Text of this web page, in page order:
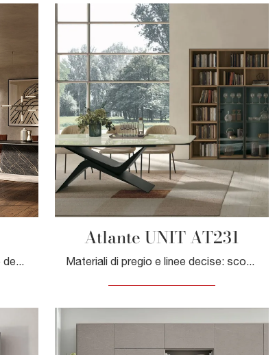
Clicca e scopri le Librerie divisorie design! Il modello Harbour divisoria Cattelan Italia saprà completare un living pratico e operativo.
Atlante UNIT AT231
Materiali di pregio e linee decise: scopri la libreria Atlante UNIT AT231 di Tomasella tra le più esclusive Librerie moderne a muro.